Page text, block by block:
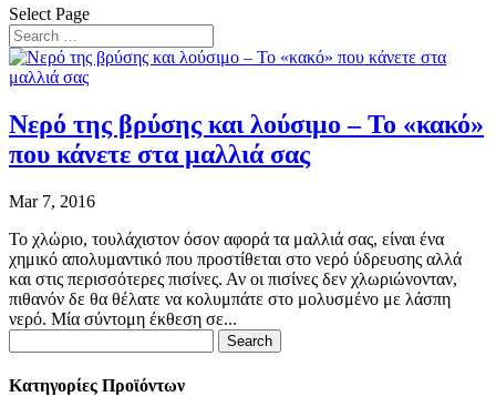
Select Page
Νερό της βρύσης και λούσιμο – Το «κακό»
που κάνετε στα μαλλιά σας
Mar 7, 2016
Το χλώριο, τουλάχιστον όσον αφορά τα μαλλιά σας, είναι ένα
χημικό απολυμαντικό που προστίθεται στο νερό ύδρευσης αλλά
και στις περισσότερες πισίνες. Αν οι πισίνες δεν χλωριώνονταν,
πιθανόν δε θα θέλατε να κολυμπάτε στο μολυσμένο με λάσπη
νερό. Μία σύντομη έκθεση σε...
for:
Κατηγορίες Προϊόντων